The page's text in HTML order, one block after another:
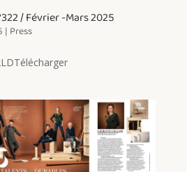
/ Février -Mars 2025
| Press